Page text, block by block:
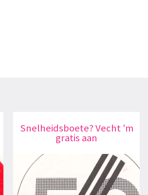
Snelheidsboete? Vecht 'm
gratis aan